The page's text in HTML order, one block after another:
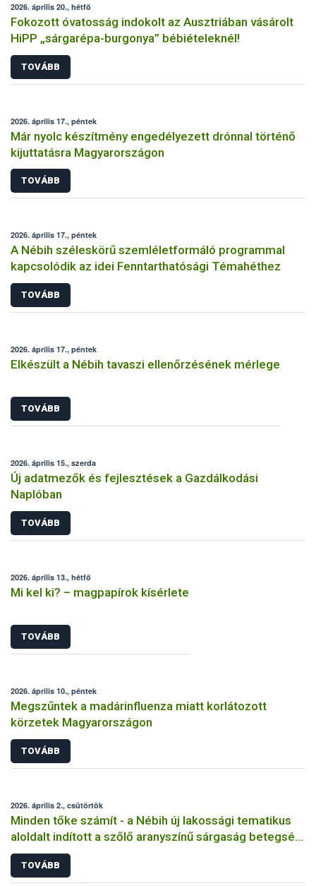
2026. április 20., hétfő
Fokozott óvatosság indokolt az Ausztriában vásárolt
HiPP „sárgarépa-burgonya” bébiételeknél!
TOVÁBB
2026. április 17., péntek
Már nyolc készítmény engedélyezett drónnal történő
kijuttatásra Magyarországon
TOVÁBB
2026. április 17., péntek
A Nébih széleskörű szemléletformáló programmal
kapcsolódik az idei Fenntarthatósági Témahéthez
TOVÁBB
2026. április 17., péntek
Elkészült a Nébih tavaszi ellenőrzésének mérlege
TOVÁBB
2026. április 15., szerda
Új adatmezők és fejlesztések a Gazdálkodási
Naplóban
TOVÁBB
2026. április 13., hétfő
Mi kel ki? – magpapírok kísérlete
TOVÁBB
2026. április 10., péntek
Megszűntek a madárinfluenza miatt korlátozott
körzetek Magyarországon
TOVÁBB
2026. április 2., csütörtök
Minden tőke számít - a Nébih új lakossági tematikus
aloldalt indított a szőlő aranyszínű sárgaság betegség
megfékezése érdekében
TOVÁBB